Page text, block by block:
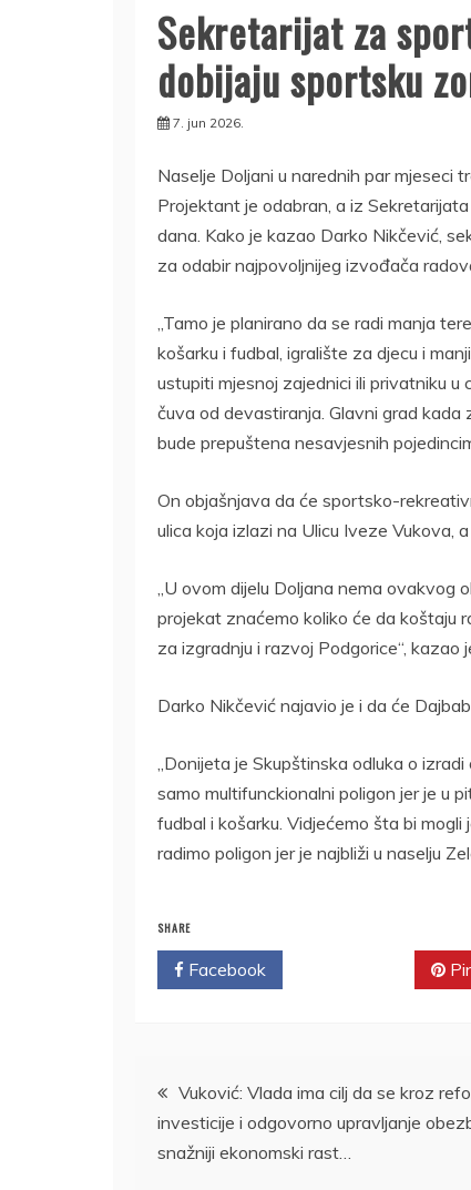
Sekretarijat za
dobijaju sportsku
7. jun 2026.
Naselje Doljani u narednih par mjeseci
Projektant je odabran, a iz
dana. Kako je kazao Darko Nikčević,
za odabir najpovoljnijeg izvođača
„Tamo je planirano da se radi manja
košarku i fudbal, igralište za djecu i
ustupiti mjesnoj zajednici ili privatniku u
čuva od devastiranja. Glavni grad kada
bude prepuštena nesavjesnih
On objašnjava da će sportsko-
ulica koja izlazi na Ulicu Iveze Vukova,
„U ovom dijelu Doljana nema
projekat znaćemo koliko će da koštaju
za izgradnju i razvoj Podgorice“, kazao
Darko Nikčević najavio je i da će
„Donijeta je Skupštinska odluka o
samo multifunckionalni poligon jer je u
fudbal i košarku. Vidjećemo šta bi
radimo poligon jer je najbliži u naselju
SHARE
Facebook
Kretanje
članka
Vuković: Vlada ima cilj da se kroz
investicije i odgovorno upravljanje
snažniji ekonomski rast…